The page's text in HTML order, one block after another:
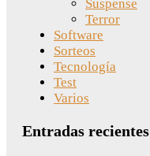
Suspense
Terror
Software
Sorteos
Tecnología
Test
Varios
Entradas recientes